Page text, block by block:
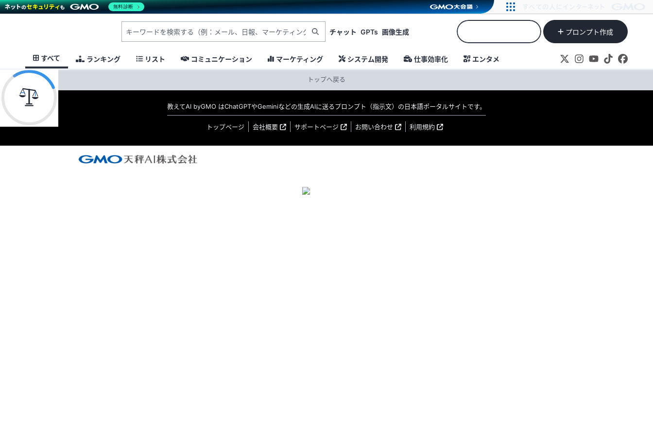
チャット GPTs 画像生成 プロンプト作成
すべて ランキング リスト コミュニケーション マーケティング システム開発 仕事効率化 エンタメ
トップへ戻る
教えてAI byGMO はChatGPTやGeminiなどの生成AIに送るプロンプト（指示文）の日本語ポータルサイトです。
トップページ 会社概要 サポートページ お問い合わせ 利用規約
無料診断